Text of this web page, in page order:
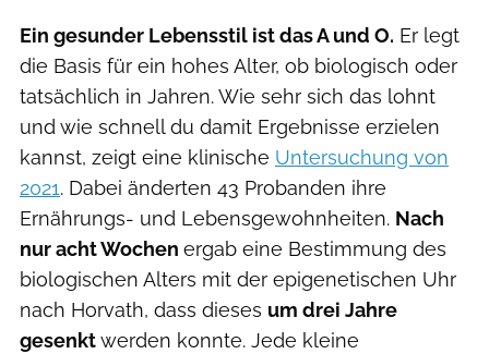
Ein gesunder Lebensstil ist das A und O. Er legt
die Basis für ein hohes Alter, ob biologisch oder
tatsächlich in Jahren. Wie sehr sich das lohnt
und wie schnell du damit Ergebnisse erzielen
kannst, zeigt eine klinische Untersuchung von
2021. Dabei änderten 43 Probanden ihre
Ernährungs- und Lebensgewohnheiten. Nach
nur acht Wochen ergab eine Bestimmung des
biologischen Alters mit der epigenetischen Uhr
nach Horvath, dass dieses um drei Jahre
gesenktwerden konnte. Jede kleine